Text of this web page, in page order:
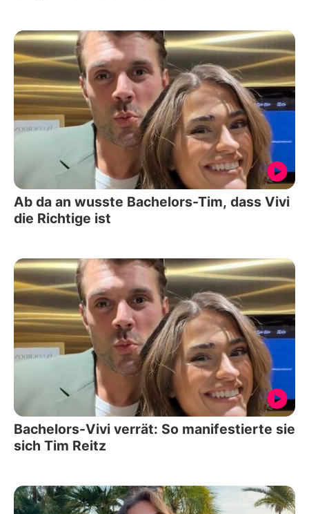
Ab da an wusste Bachelors-Tim, dass Vivi
die Richtige ist
Bachelors-Vivi verrät: So manifestierte sie
sich Tim Reitz